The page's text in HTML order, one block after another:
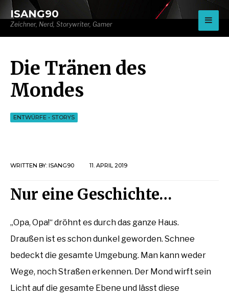
ISANG90
Zeichner, Nerd, Storywriter, Gamer
Die Tränen des
Mondes
ENTWÜRFE • STORYS
WRITTEN BY: ISANG90 11. APRIL 2019
Nur eine Geschichte…
„Opa, Opa!“ dröhnt es durch das ganze Haus.
Draußen ist es schon dunkel geworden. Schnee
bedeckt die gesamte Umgebung. Man kann weder
Wege, noch Straßen erkennen. Der Mond wirft sein
Licht auf die gesamte Ebene und lässt diese
for: